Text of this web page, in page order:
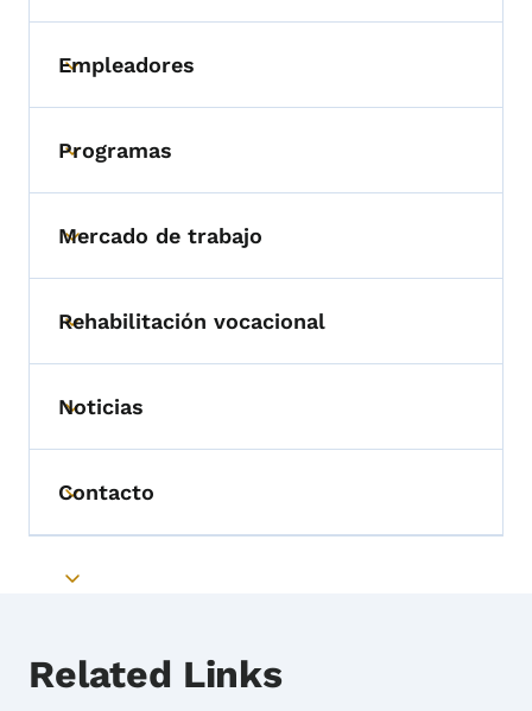
Toggle submenu
Empleadores
Toggle submenu
Programas
Toggle submenu
Mercado de trabajo
Toggle submenu
Rehabilitación vocacional
Toggle submenu
Noticias
Toggle submenu
Contacto
Toggle submenu
Related Links